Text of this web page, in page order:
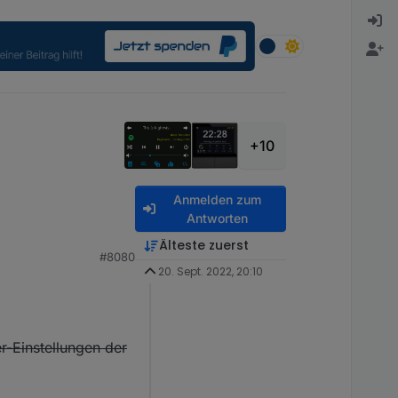
+10
Heart" - das war
#8080
Einstellungen der
Anmelden zum
Antworten
Älteste zuerst
20. Sept. 2022, 20:10